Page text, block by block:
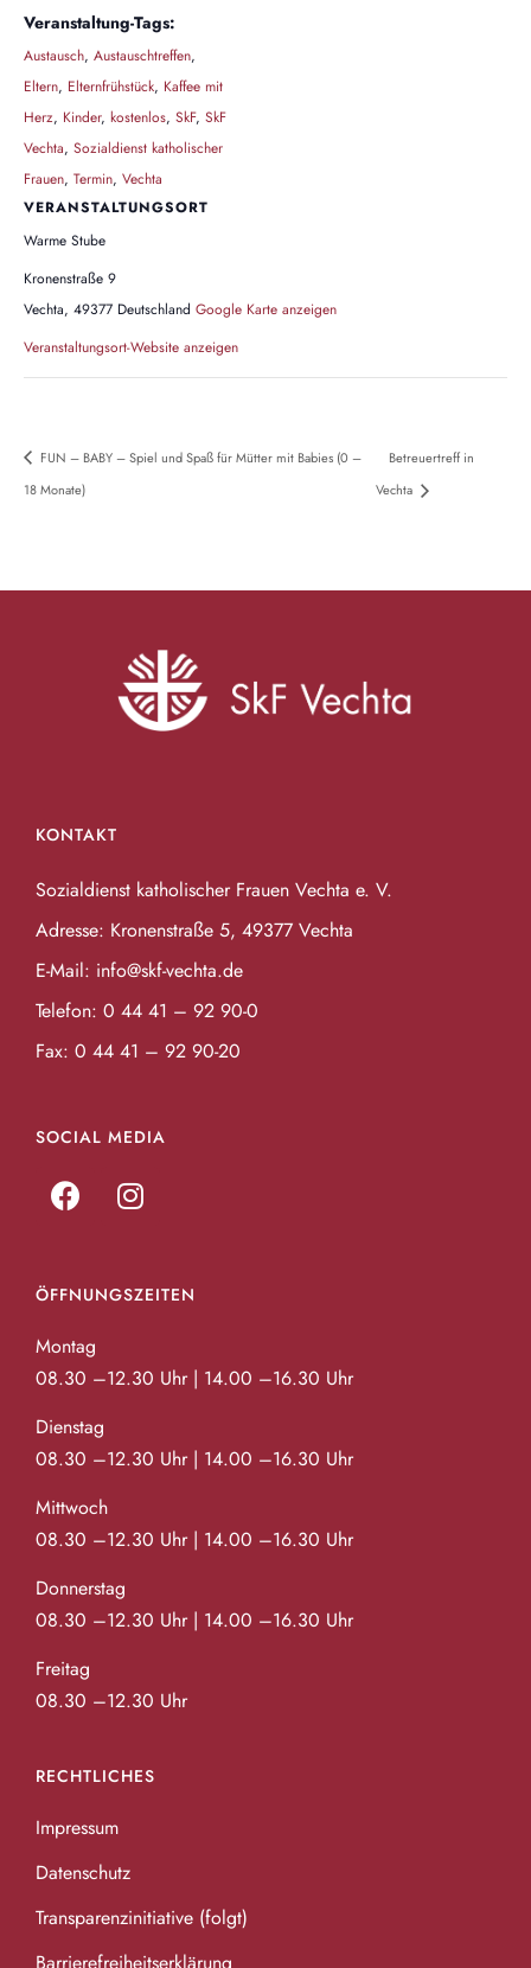
Veranstaltung-Tags:
Austausch, Austauschtreffen,
Eltern, Elternfrühstück, Kaffee mit
Herz, Kinder, kostenlos, SkF, SkF
Vechta, Sozialdienst katholischer
Frauen, Termin, Vechta
VERANSTALTUNGSORT
Warme Stube
Kronenstraße 9
Vechta, 49377 Deutschland Google Karte anzeigen
Veranstaltungsort-Website anzeigen
FUN – BABY – Spiel und Spaß für Mütter mit Babies (0 –
18 Monate)
Betreuertreff in
Vechta
KONTAKT
Sozialdienst katholischer Frauen Vechta e. V.
Adresse: Kronenstraße 5, 49377 Vechta
E-Mail: info@skf-vechta.de
Telefon: 0 44 41 – 92 90-0
Fax: 0 44 41 – 92 90-20
SOCIAL MEDIA
ÖFFNUNGSZEITEN
Montag
08.30 –12.30 Uhr | 14.00 –16.30 Uhr
Dienstag
08.30 –12.30 Uhr | 14.00 –16.30 Uhr
Mittwoch
08.30 –12.30 Uhr | 14.00 –16.30 Uhr
Donnerstag
08.30 –12.30 Uhr | 14.00 –16.30 Uhr
Freitag
08.30 –12.30 Uhr
RECHTLICHES
Impressum
Datenschutz
Transparenzinitiative (folgt)